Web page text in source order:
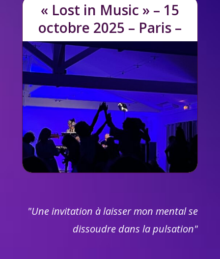
« Lost in Music » – 15
octobre 2025 – Paris –
"Une invitation à laisser mon mental se
dissoudre dans la pulsation"